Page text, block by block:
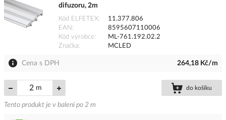
difuzoru, 2m
Kód ELFETEX
11.377.806
EAN
8595607110006
Kód výrobce
ML-761.192.02.2
Značka
MCLED
Cena s DPH 264,18 Kč/m
m do košíku
Tento produkt je v balení po 2 m